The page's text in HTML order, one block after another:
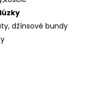
džínsové bundy
Z ĽAHKEJ A
K65622